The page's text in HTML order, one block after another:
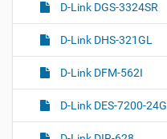
D-Link DGS-3324SR
D-Link DHS-321GL
D-Link DFM-562I
D-Link DES-7200-24G